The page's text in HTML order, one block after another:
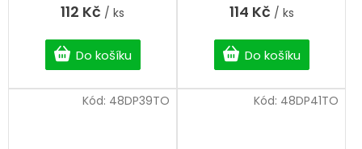
112 Kč / ks
Do košíku
114 Kč / ks
Do košíku
Kód: 48DP39TO Kód: 48DP41TO